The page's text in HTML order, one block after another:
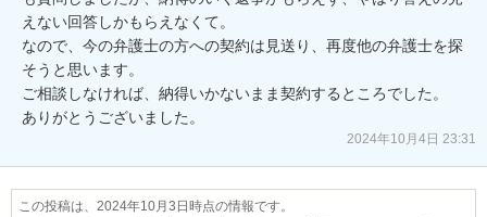
えない回答しかもらえなくて。
なので、今の弁護士の方への契約は見送り、再度他の弁護士を探
そうと思います。
ご相談しなければ、納得いかないまま契約するところでした。
ありがとうございました。
2024年10月4日 23:31
この投稿は、2024年10月3日時点の情報です。